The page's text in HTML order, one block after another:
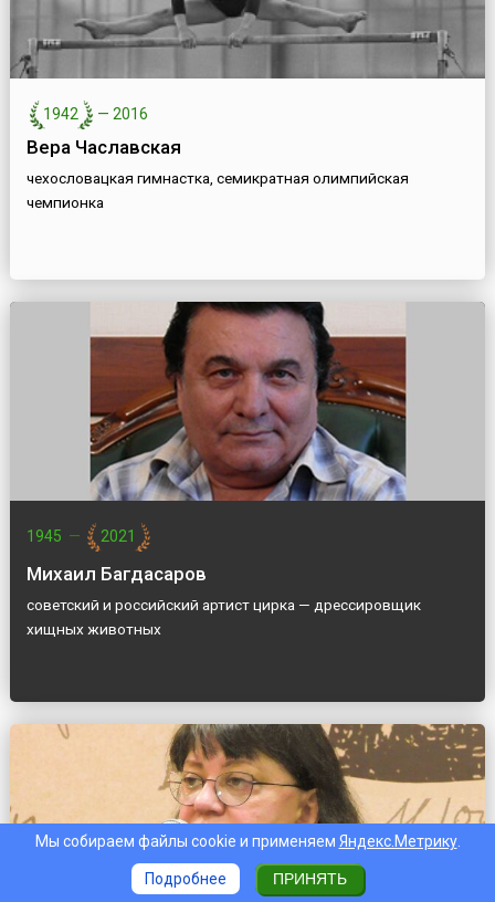
1942 — 2016
Вера Чаславская
чехословацкая гимнастка, семикратная олимпийская
чемпионка
1945 — 2021
Михаил Багдасаров
советский и российский артист цирка — дрессировщик
хищных животных
Мы собираем файлы cookie и применяем Яндекс.Метрику.
Подробнее ПРИНЯТЬ